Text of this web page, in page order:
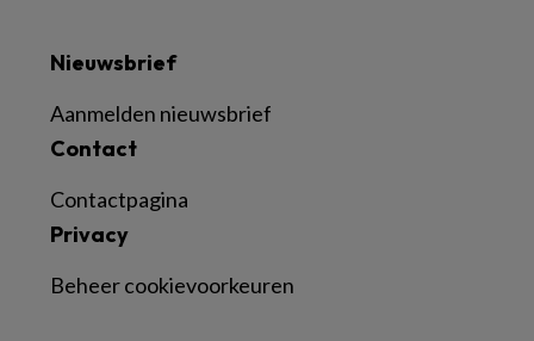
Nieuwsbrief
Aanmelden nieuwsbrief
Contact
Contactpagina
Privacy
Beheer cookievoorkeuren